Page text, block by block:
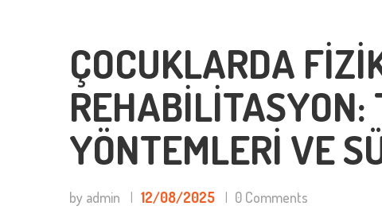
ÇOCUKLARDA
REHABILITASYON:
YÖNTEMLERI VE
by admin 12/08/2025 0 Comments